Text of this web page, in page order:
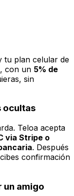
tu plan celular de
con un 5% de
sin
ocultas
Teloa acepta
via Stripe o
. Después
confirmación
un amigo